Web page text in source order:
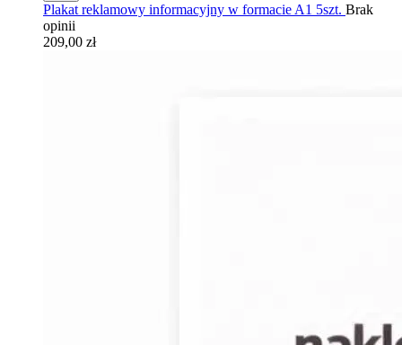
Plakat reklamowy informacyjny w formacie A1 5szt. Brak
opinii
209,00 zł